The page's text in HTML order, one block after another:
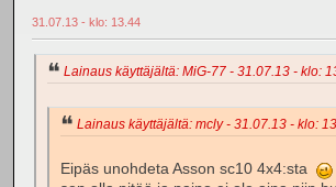
31.07.13 - klo: 13.44
Lainaus käyttäjältä: MiG-77 - 31.07.13 - klo:
Lainaus käyttäjältä: mcly - 31.07.13 - klo:
Eipäs unohdeta Asson sc10 4x4:sta